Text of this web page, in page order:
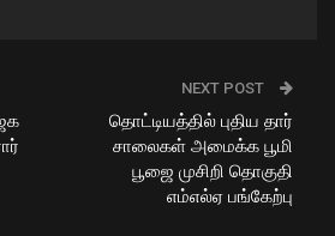
NEXT POST
தொட்டியத்தில் புதிய தார்
சாலைகள் அமைக்க பூமி
பூஜை முசிறி தொகுதி
எம்எல்ஏ பங்கேற்பு